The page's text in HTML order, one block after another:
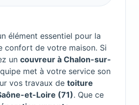
élément essentiel pour la
confort de votre maison. Si
uncouvreur à Chalon-sur-
met à votre service son
vos travaux detoiture
et-Loire (71). Que ce